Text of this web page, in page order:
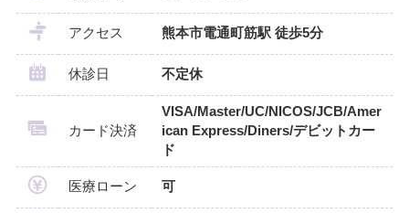
アクセス 熊本市電通町筋駅 徒歩5分
休診日 不定休
カード決済
VISA/Master/UC/NICOS/JCB/Amer
ican Express/Diners/デビットカー
ド
医療ローン 可